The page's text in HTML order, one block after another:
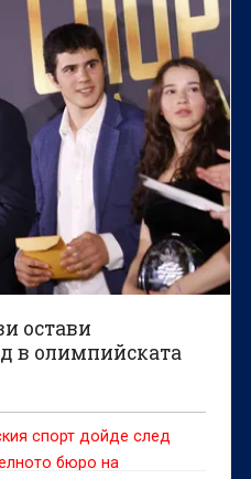
остави
в олимпийската
спорт дойде след
бюро на